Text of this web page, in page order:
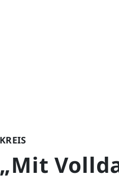
KREIS
„Mit